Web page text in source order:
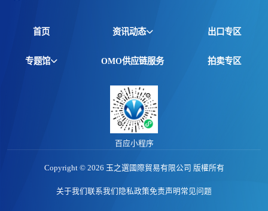
首页 资讯动态
全球资讯
价格行情
专题报告
出口专区
专题馆 OMO供应链服务 拍卖专区
百应小程序
Copyright © 2026 玉之選國際貿易有限公司 版權所有
关于我们联系我们 隐私政策免责声明 常见问题